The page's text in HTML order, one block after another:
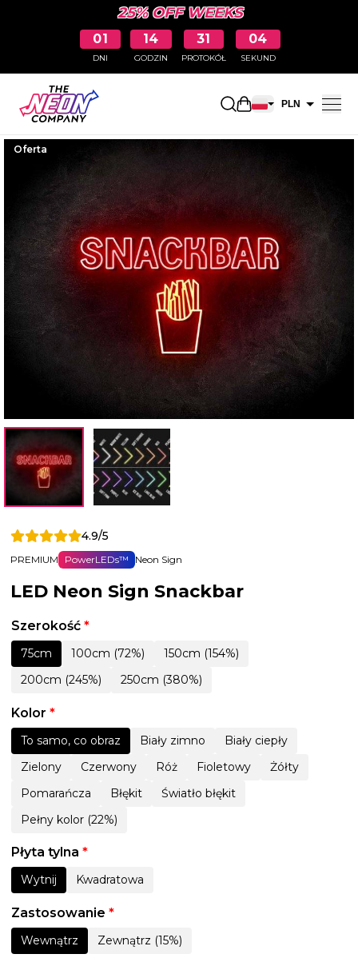
25% OFF WEEKS
01
DNI
14
GODZIN
31
PROTOKÓŁ
03
SEKUND
Otwarty koszyk
PLN
Oferta
4.9/5
PREMIUM PowerLEDs™ Neon Sign
LED Neon Sign Snackbar
Szerokość *
75cm 100cm (72%)
150cm (154%)
200cm (245%)
250cm (380%)
Kolor *
To samo, co obraz Biały zimno
Biały ciepły
Zielony
Czerwony Róż Fioletowy
Żółty
Pomarańcza
Błękit
Światło błękit
Pełny kolor (22%)
Płyta tylna *
Wytnij Kwadratowa
Zastosowanie *
Wewnątrz Zewnątrz (15%)